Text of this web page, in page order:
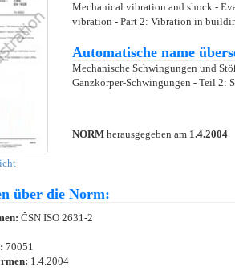
Mechanical vibration and shock -
vibration - Part 2: Vibration in
Automatische name
Mechanische Schwingungen und
Ganzkörper-Schwingungen - Teil 2:
NORM herausgegeben am 1.4.2004
über die Norm:
ČSN ISO 2631-2
70051
1.4.2004